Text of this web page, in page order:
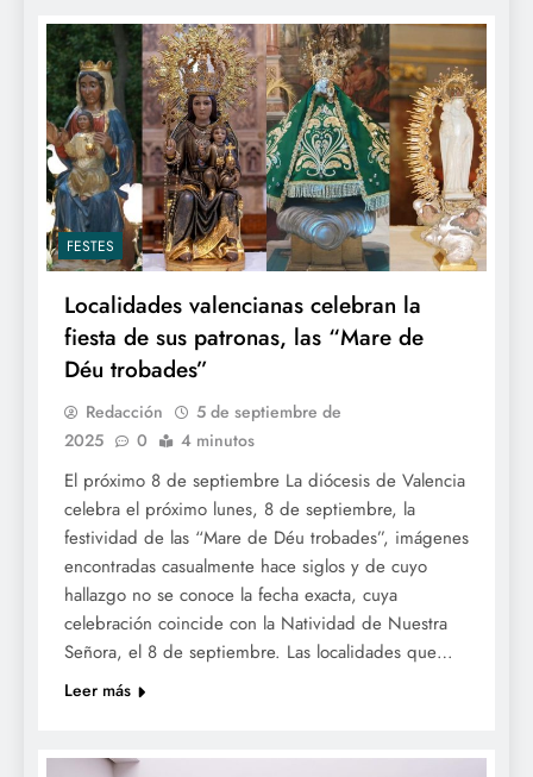
FESTES
Localidades valencianas celebran la
fiesta de sus patronas, las “Mare de
Déu trobades”
Redacción
5 de septiembre de
2025
0 4 minutos
El próximo 8 de septiembre La diócesis de Valencia
celebra el próximo lunes, 8 de septiembre, la
festividad de las “Mare de Déu trobades”, imágenes
encontradas casualmente hace siglos y de cuyo
hallazgo no se conoce la fecha exacta, cuya
celebración coincide con la Natividad de Nuestra
Señora, el 8 de septiembre. Las localidades que…
Leer más